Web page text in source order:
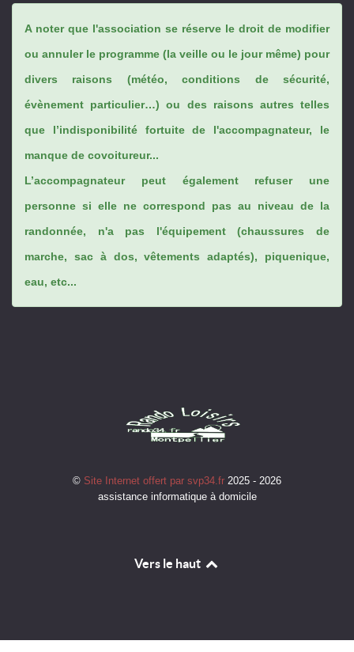
A noter que l'association se réserve le droit de modifier
ou annuler le programme (la veille ou le jour même) pour
divers raisons (météo, conditions de sécurité,
évènement particulier…) ou des raisons autres telles
que l’indisponibilité fortuite de l'accompagnateur, le
manque de covoitureur...
L’accompagnateur peut également refuser une
personne si elle ne correspond pas au niveau de la
randonnée, n'a pas l'équipement (chaussures de
marche, sac à dos, vêtements adaptés), piquenique,
eau, etc...
© Site Internet offert par svp34.fr 2025 - 2026
assistance informatique à domicile
Vers le haut